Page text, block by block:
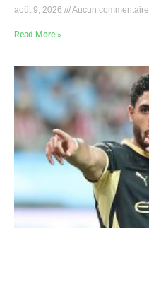
août 9, 2026 Aucun commentaire
Read More »